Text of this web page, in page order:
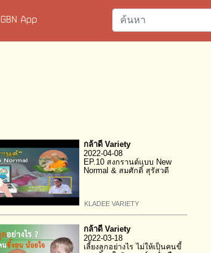
GBN App
กล้าดี Variety
2022-04-08
EP.10 สงกรานต์แบบ New
Normal & สมศักดิ์ สุรัสวดี
KLADEE VARIETY
กล้าดี Variety
2022-03-18
เลี้ยงลูกอย่างไร ไม่ให้เป็นคนขี้